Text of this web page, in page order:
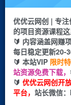
挂机 项目
脚本卡密
首页 创业课程
三角洲全自
优优云网创 | 专
的项目资源课程这
🔰 内容涵盖网赚
每日稳定更新20-
🔰 本站VIP 限时特
站资源免费下载，
🔰 优优云网创开
平台， 站长微信